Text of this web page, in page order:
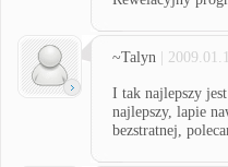
~Talyn |
I tak najlepszy
najlepszy, lapie
bezstratnej,